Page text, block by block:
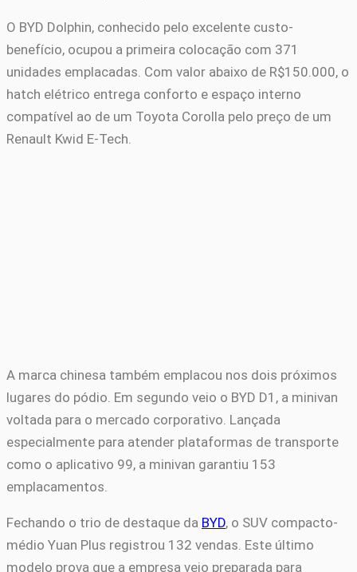
O BYD Dolphin, conhecido pelo excelente custo-
benefício, ocupou a primeira colocação com 371
unidades emplacadas. Com valor abaixo de R$150.000, o
hatch elétrico entrega conforto e espaço interno
compatível ao de um Toyota Corolla pelo preço de um
Renault Kwid E-Tech.
A marca chinesa também emplacou nos dois próximos
lugares do pódio. Em segundo veio o BYD D1, a minivan
voltada para o mercado corporativo. Lançada
especialmente para atender plataformas de transporte
como o aplicativo 99, a minivan garantiu 153
emplacamentos.
Fechando o trio de destaque da BYD, o SUV compacto-
médio Yuan Plus registrou 132 vendas. Este último
modelo prova que a empresa veio preparada para